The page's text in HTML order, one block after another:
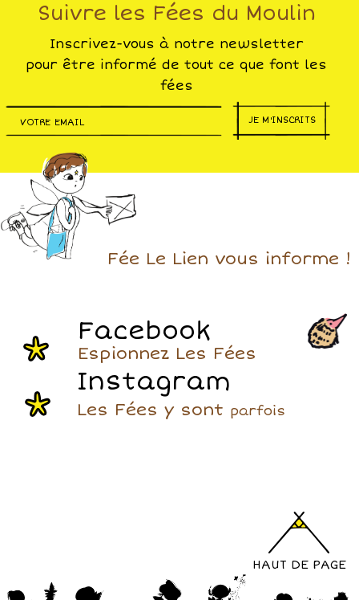
Suivre les Fées du Moulin
Inscrivez-vous à notre newsletter
pour être informé de tout ce que font les
fées
JE M'INSCRITS
Fée Le Lien vous informe !
Facebook
Espionnez Les Fées
Instagram
Les Fées y sont parfois
HAUT DE PAGE